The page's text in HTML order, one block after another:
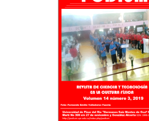
lateral
del
artículo